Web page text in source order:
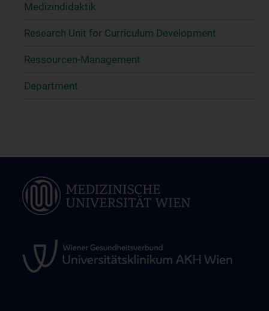
Medizindidaktik
Research Unit for Curriculum Development
Ressourcen-Management
Department